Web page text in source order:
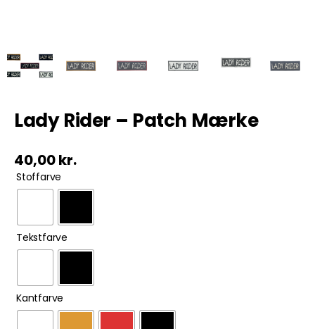
ØL & Spiritus
Rodkasse/Tilbud
Lady Rider – Patch Mærke
40,00kr.
Stoffarve
Tekstfarve
Kantfarve